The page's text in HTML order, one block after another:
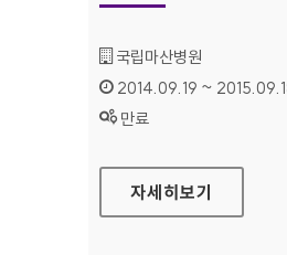
기관명 :
국립마산병원
인증기간 :
2014.09.19 ~
상태 :
만료
국립마산병원 홈페이
자세히보기